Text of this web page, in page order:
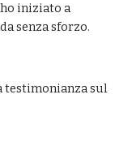
iniziato a
senza sforzo.
testimonianza sul